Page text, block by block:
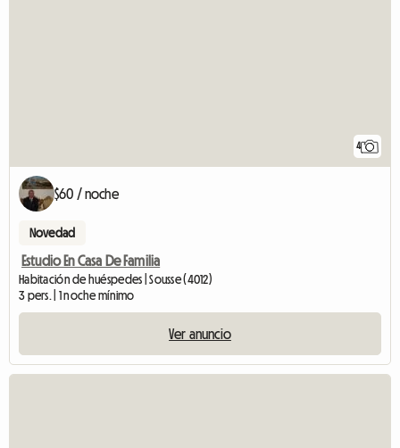
4
$60 / noche
Novedad
Estudio En Casa De Familia
Habitación de huéspedes | Sousse (4012)
3 pers. | 1 noche mínimo
Ver anuncio